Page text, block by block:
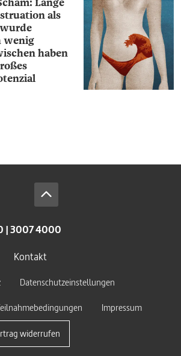
Lange
als
wenig
haben
| 3007 4000
Kontakt
Datenschutzeinstellungen
Impressum
widerrufen